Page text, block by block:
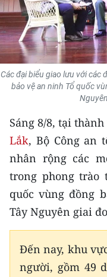
KIỂM CHỨNG
TRI THỨC CHUYÊN
54 DÂN TỘC VIỆT
CHƯƠNG TRÌNH
MỘT SẢN PHẨM
RADIO
MEDIA CENTER
E-Magazine
Media Chính trị
Các đại biểu giao lưu với
bảo vệ an ninh Tổ quốc
Sáng 8/8, tại
Lắk, Bộ Công an
nhân rộng các
trong phong trào
quốc vùng đồng
Tây Nguyên giai
Đến nay, khu
người, gồm 49